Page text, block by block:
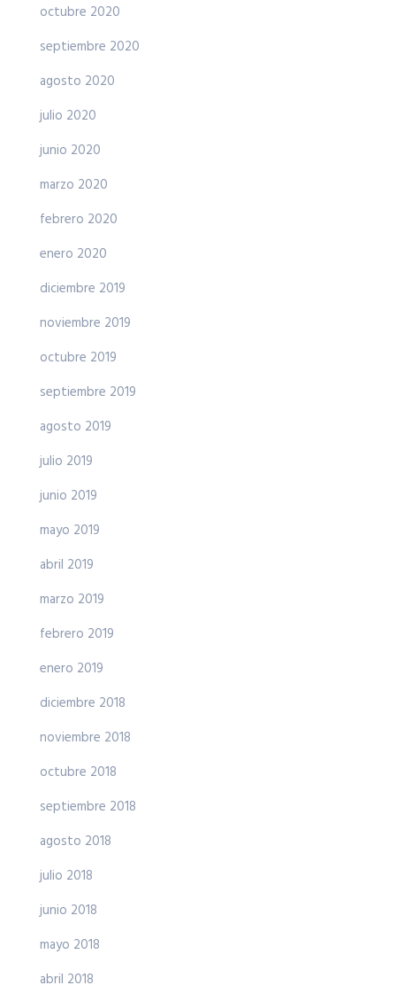
octubre 2020
septiembre 2020
agosto 2020
julio 2020
junio 2020
marzo 2020
febrero 2020
enero 2020
diciembre 2019
noviembre 2019
octubre 2019
septiembre 2019
agosto 2019
julio 2019
junio 2019
mayo 2019
abril 2019
marzo 2019
febrero 2019
enero 2019
diciembre 2018
noviembre 2018
octubre 2018
septiembre 2018
agosto 2018
julio 2018
junio 2018
mayo 2018
abril 2018